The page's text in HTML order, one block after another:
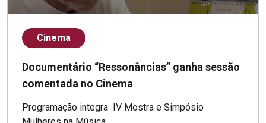
Cinema
Documentário “Ressonâncias” ganha sessão
comentada no Cinema
Programação integra IV Mostra e Simpósio